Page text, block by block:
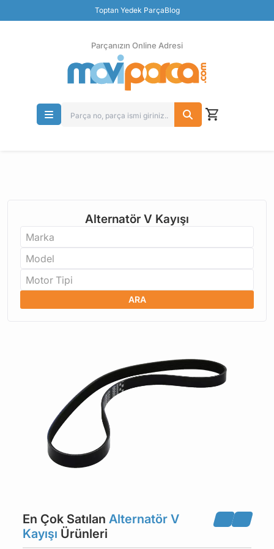
Toptan Yedek ParçaBlog
Ücretsiz İade
Parçanızın Online Adresi
Alternatör V Kayışı
Marka
Model
Motor Tipi
ARA
En Çok Satılan Alternatör V
Kayışı Ürünleri